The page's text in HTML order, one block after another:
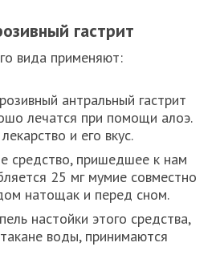
гастрит
вида применяют:
антральный гастрит
лечатся при помощи алоэ.
и его вкус.
средство, пришедшее к нам
25 мг мумие совместно
натощак и перед сном.
настойки этого средства,
воды, принимаются